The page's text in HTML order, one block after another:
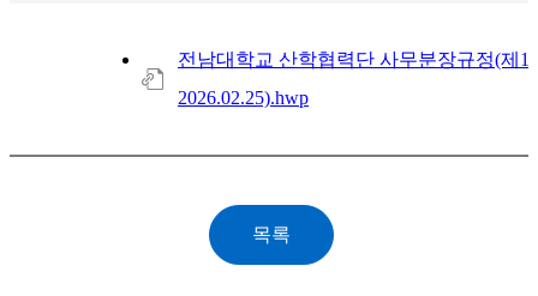
전남대학교 산학협력단 사무분장규정(제
2026.02.25).hwp